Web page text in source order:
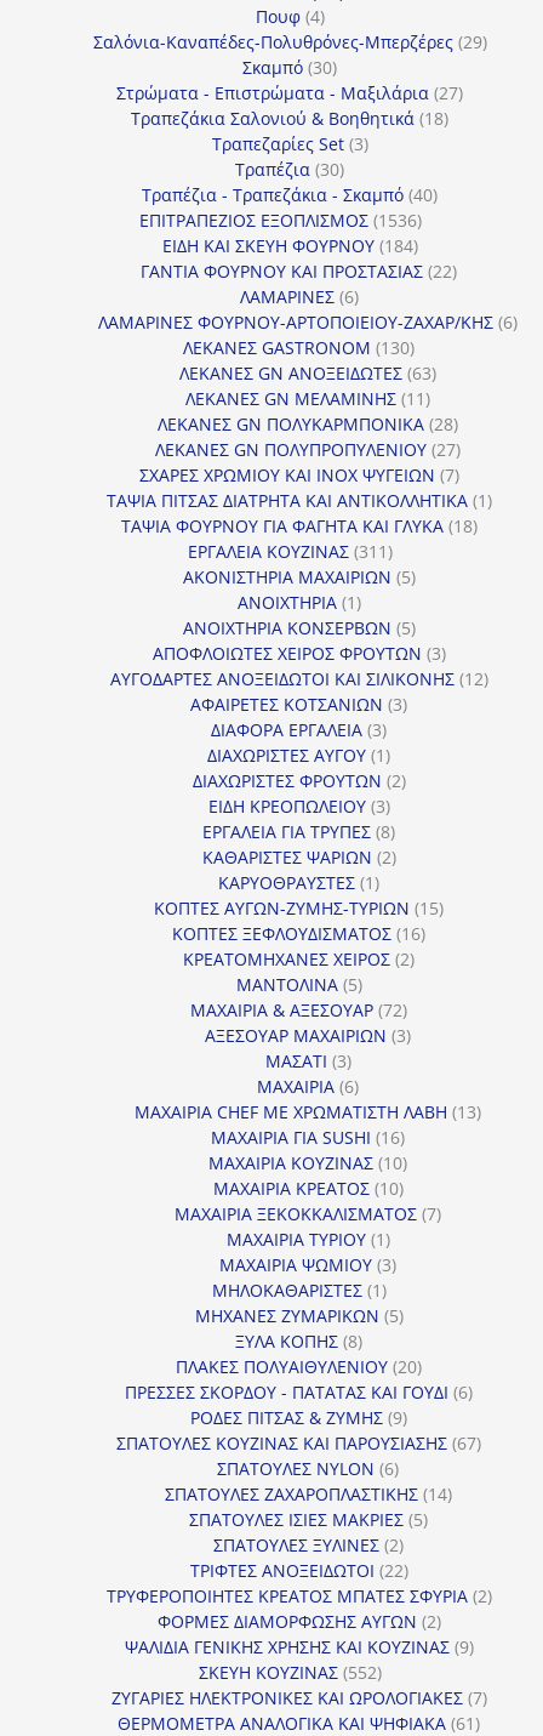
Πουφ 44
προϊόντα
Σαλόνια-Καναπέδες-Πολυθρόνες-Μπερζέρες 2929
Σκαμπό 3030
προϊόντα
Στρώματα - Επιστρώματα - Μαξιλάρια 2727
Τραπεζάκια Σαλονιού & Βοηθητικά 1818
Τραπεζαρίες Set 33
Τραπέζια 3030
προϊόντα
Τραπέζια - Τραπεζάκια - Σκαμπό 4040
ΕΠΙΤΡΑΠΕΖΙΟΣ ΕΞΟΠΛΙΣΜΟΣ 15361536
προϊόντα
ΕΙΔΗ ΚΑΙ ΣΚΕΥΗ ΦΟΥΡΝΟΥ 184184
προϊόντα
ΓΑΝΤΙΑ ΦΟΥΡΝΟΥ ΚΑΙ ΠΡΟΣΤΑΣΙΑΣ 2222
ΛΑΜΑΡΙΝΕΣ 66
προϊόντα
ΛΑΜΑΡΙΝΕΣ ΦΟΥΡΝΟΥ-ΑΡΤΟΠΟΙΕΙΟΥ-ΖΑΧΑΡ/ΚΗΣ 66
ΛΕΚΑΝΕΣ GASTRONOM 130130
προϊόντα
ΛΕΚΑΝΕΣ GN ΑΝΟΞΕΙΔΩΤΕΣ 6363
ΛΕΚΑΝΕΣ GN ΜΕΛΑΜΙΝΗΣ 1111
προϊόντα
ΛΕΚΑΝΕΣ GN ΠΟΛΥΚΑΡΜΠΟΝΙΚΑ 2828
προϊόντα
ΛΕΚΑΝΕΣ GN ΠΟΛΥΠΡΟΠΥΛΕΝΙΟΥ 2727
προϊόντα
ΣΧΑΡΕΣ ΧΡΩΜΙΟΥ ΚΑΙ INOX ΨΥΓΕΙΩΝ 77
προϊόντα
ΤΑΨΙΑ ΠΙΤΣΑΣ ΔΙΑΤΡΗΤΑ ΚΑΙ ΑΝΤΙΚΟΛΛΗΤΙΚΑ 11
ΤΑΨΙΑ ΦΟΥΡΝΟΥ ΓΙΑ ΦΑΓΗΤΑ ΚΑΙ ΓΛΥΚΑ 1818
ΕΡΓΑΛΕΙΑ ΚΟΥΖΙΝΑΣ 311311
προϊόντα
ΑΚΟΝΙΣΤΗΡΙΑ ΜΑΧΑΙΡΙΩΝ 55
ΑΝΟΙΧΤΗΡΙΑ 11
προϊόν
ΑΝΟΙΧΤΗΡΙΑ ΚΟΝΣΕΡΒΩΝ 55
προϊόντα
ΑΠΟΦΛΟΙΩΤΕΣ ΧΕΙΡΟΣ ΦΡΟΥΤΩΝ 33
προϊόντα
ΑΥΓΟΔΑΡΤΕΣ ΑΝΟΞΕΙΔΩΤΟΙ ΚΑΙ ΣΙΛΙΚΟΝΗΣ 1212
ΑΦΑΙΡΕΤΕΣ ΚΟΤΣΑΝΙΩΝ 33
ΔΙΑΦΟΡΑ ΕΡΓΑΛΕΙΑ 33
προϊόντα
ΔΙΑΧΩΡΙΣΤΕΣ ΑΥΓΟΥ 11
προϊόν
ΔΙΑΧΩΡΙΣΤΕΣ ΦΡΟΥΤΩΝ 22
ΕΙΔΗ ΚΡΕΟΠΩΛΕΙΟΥ 33
προϊόντα
ΕΡΓΑΛΕΙΑ ΓΙΑ ΤΡΥΠΕΣ 88
προϊόντα
ΚΑΘΑΡΙΣΤΕΣ ΨΑΡΙΩΝ 22
ΚΑΡΥΟΘΡΑΥΣΤΕΣ 11
προϊόν
ΚΟΠΤΕΣ ΑΥΓΩΝ-ΖΥΜΗΣ-ΤΥΡΙΩΝ 1515
ΚΟΠΤΕΣ ΞΕΦΛΟΥΔΙΣΜΑΤΟΣ 1616
ΚΡΕΑΤΟΜΗΧΑΝΕΣ ΧΕΙΡΟΣ 22
ΜΑΝΤΟΛΙΝΑ 55
προϊόντα
ΜΑΧΑΙΡΙΑ & ΑΞΕΣΟΥΑΡ 7272
προϊόντα
ΑΞΕΣΟΥΑΡ ΜΑΧΑΙΡΙΩΝ 33
ΜΑΣΑΤΙ 33
προϊόντα
ΜΑΧΑΙΡΙΑ 66
προϊόντα
ΜΑΧΑΙΡΙΑ CHEF ΜΕ ΧΡΩΜΑΤΙΣΤΗ ΛΑΒΗ 1313
ΜΑΧΑΙΡΙΑ ΓΙΑ SUSHI 1616
προϊόντα
ΜΑΧΑΙΡΙΑ ΚΟΥΖΙΝΑΣ 1010
προϊόντα
ΜΑΧΑΙΡΙΑ ΚΡΕΑΤΟΣ 1010
προϊόντα
ΜΑΧΑΙΡΙΑ ΞΕΚΟΚΚΑΛΙΣΜΑΤΟΣ 77
ΜΑΧΑΙΡΙΑ ΤΥΡΙΟΥ 11
προϊόν
ΜΑΧΑΙΡΙΑ ΨΩΜΙΟΥ 33
ΜΗΛΟΚΑΘΑΡΙΣΤΕΣ 11
προϊόν
ΜΗΧΑΝΕΣ ΖΥΜΑΡΙΚΩΝ 55
ΞΥΛΑ ΚΟΠΗΣ 88
προϊόντα
ΠΛΑΚΕΣ ΠΟΛΥΑΙΘΥΛΕΝΙΟΥ 2020
προϊόντα
ΠΡΕΣΣΕΣ ΣΚΟΡΔΟΥ - ΠΑΤΑΤΑΣ ΚΑΙ ΓΟΥΔΙ 66
ΡΟΔΕΣ ΠΙΤΣΑΣ & ΖΥΜΗΣ 99
προϊόντα
ΣΠΑΤΟΥΛΕΣ ΚΟΥΖΙΝΑΣ ΚΑΙ ΠΑΡΟΥΣΙΑΣΗΣ 6767
ΣΠΑΤΟΥΛΕΣ NYLON 66
προϊόντα
ΣΠΑΤΟΥΛΕΣ ΖΑΧΑΡΟΠΛΑΣΤΙΚΗΣ 1414
ΣΠΑΤΟΥΛΕΣ ΙΣΙΕΣ ΜΑΚΡΙΕΣ 55
ΣΠΑΤΟΥΛΕΣ ΞΥΛΙΝΕΣ 22
προϊόντα
ΤΡΙΦΤΕΣ ΑΝΟΞΕΙΔΩΤΟΙ 2222
προϊόντα
ΤΡΥΦΕΡΟΠΟΙΗΤΕΣ ΚΡΕΑΤΟΣ ΜΠΑΤΕΣ ΣΦΥΡΙΑ 22
ΦΟΡΜΕΣ ΔΙΑΜΟΡΦΩΣΗΣ ΑΥΓΩΝ 22
προϊόντα
ΨΑΛΙΔΙΑ ΓΕΝΙΚΗΣ ΧΡΗΣΗΣ ΚΑΙ ΚΟΥΖΙΝΑΣ 99
ΣΚΕΥΗ ΚΟΥΖΙΝΑΣ 552552
προϊόντα
ΖΥΓΑΡΙΕΣ ΗΛΕΚΤΡΟΝΙΚΕΣ ΚΑΙ ΩΡΟΛΟΓΙΑΚΕΣ 77
ΘΕΡΜΟΜΕΤΡΑ ΑΝΑΛΟΓΙΚΑ ΚΑΙ ΨΗΦΙΑΚΑ 6161